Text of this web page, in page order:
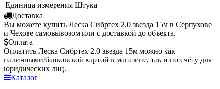
Единица измерения Штука
Доставка
Вы можете купить Леска Сибртех 2.0 звезда 15м в Серпухове
и Чехове самовывозом или с доставкой до объекта.
Оплата
Оплатить Леска Сибртех 2.0 звезда 15м можно как
наличными/банковской картой в магазине, так и по счёту для
юридических лиц.
Каталог